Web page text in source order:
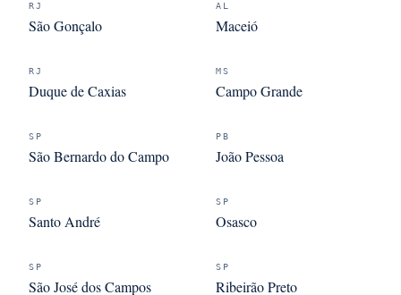
RJ
São Gonçalo
AL
Maceió
RJ
Duque de Caxias
MS
Campo Grande
SP
São Bernardo do Campo
PB
João Pessoa
SP
Santo André
SP
Osasco
SP
São José dos Campos
SP
Ribeirão Preto